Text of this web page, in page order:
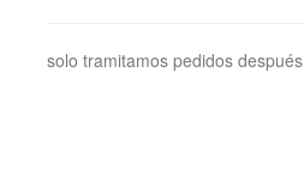
solo tramitamos pedidos